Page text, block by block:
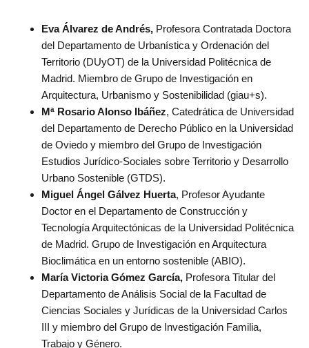
Eva Álvarez de Andrés, Profesora Contratada Doctora
del Departamento de Urbanística y Ordenación del
Territorio (DUyOT) de la Universidad Politécnica de
Madrid. Miembro de Grupo de Investigación en
Arquitectura, Urbanismo y Sostenibilidad (giau+s).
Mª Rosario Alonso Ibáñez, Catedrática de Universidad
del Departamento de Derecho Público en la Universidad
de Oviedo y miembro del Grupo de Investigación
Estudios Jurídico-Sociales sobre Territorio y Desarrollo
Urbano Sostenible (GTDS).
Miguel Ángel Gálvez Huerta, Profesor Ayudante
Doctor en el Departamento de Construcción y
Tecnología Arquitectónicas de la Universidad Politécnica
de Madrid. Grupo de Investigación en Arquitectura
Bioclimática en un entorno sostenible (ABIO).
María Victoria Gómez García, Profesora Titular del
Departamento de Análisis Social de la Facultad de
Ciencias Sociales y Jurídicas de la Universidad Carlos
III y miembro del Grupo de Investigación Familia,
Trabajo y Género.